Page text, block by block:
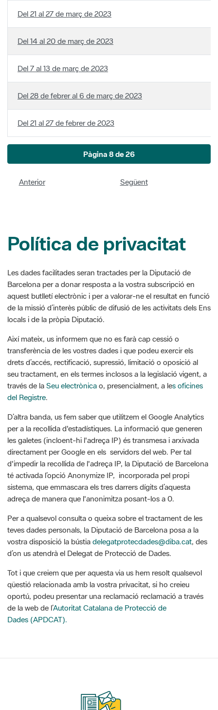
Pàgina 8 de 26
Anterior Següent
Les dades facilitades seran tractades per la Diputació de
Barcelona per a donar resposta a la vostra subscripció en
de la missió d’interès públic de difusió de les activitats dels Ens
locals i de la pròpia Diputació.
Així mateix, us informem que no es farà cap cessió o
transferència de les vostres dades i que podeu exercir els
seu tractament, en els termes inclosos a la legislació vigent, a
través de laSeu electrònica o, presencialment, a les oficines
del Registre.
D’altra banda, us fem saber que utilitzem el Google Analytics
per a la recollida d'estadístiques. La informació que generen
directament per Google en els servidors del web. Per tal
d'impedir la recollida de l'adreça IP, la Diputació de Barcelona
té activada l’opció Anonymize IP, incorporada pel propi
sistema, que emmascara els tres darrers dígits d’aquesta
adreça de manera que l'anonimitza posant-los a 0.
Per a qualsevol consulta o queixa sobre el tractament de les
teves dades personals, la Diputació de Barcelona posa a la
d’on us atendrà el Delegat de Protecció de Dades.
Tot i que creiem que per aquesta via us hem resolt qualsevol
qüestió relacionada amb la vostra privacitat, si ho creieu
de la web de l’Autoritat Catalana de Protecció de
Dades (APDCAT).